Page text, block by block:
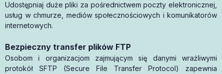
Udostępniaj duże pliki za pośrednictwem poczty elektronicznej,
usług w chmurze, mediów społecznościowych i komunikatorów
internetowych.
Bezpieczny transfer plików FTP
Osobom i organizacjom zajmującym się danymi wrażliwymi
protokół SFTP (Secure File Transfer Protocol) zapewnia